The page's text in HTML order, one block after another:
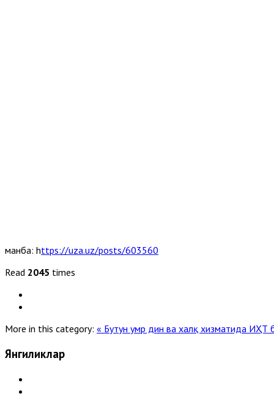
манба: https://uza.uz/posts/603560
Read 2045 times
More in this category: « Бутун умр дин ва халқ хизматида ИҲТ
Янгиликлар